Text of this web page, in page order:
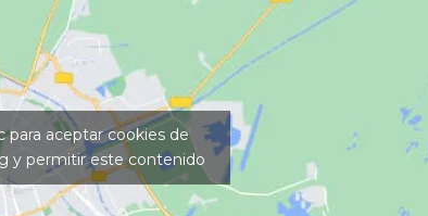
para aceptar cookies de
y permitir este contenido